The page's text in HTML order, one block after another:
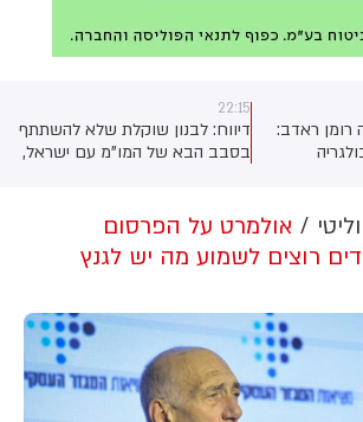
רומן ראדב:
22:15
דיווח: לבנון שוקלת שלא להשתתף
בסבב הבא של המו"מ עם ישראל,
הנדרשים להפסקת אש מלאה
ועצירה של פעולות ההרס בדרום
המדינה
אולמרט על הפרסום
רוצים לשמוע מה יש לגנץ